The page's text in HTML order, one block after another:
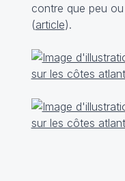
contre que peu
(article).